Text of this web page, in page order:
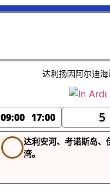
达利扬因阿尔迪
09:00 17:00 5
达利安河、考诺斯岛、
湾。